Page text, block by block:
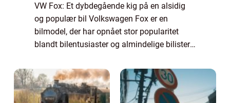
VW Fox: Et dybdegående kig på en alsidig
og populær bil Volkswagen Fox er en
bilmodel, der har opnået stor popularitet
blandt bilentusiaster og almindelige bilister
og konkurrencedygtige priser har VW Fox...